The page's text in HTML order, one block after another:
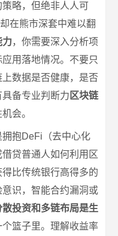
略，但绝非人人可
在熊市深套中难以翻
力，你需要深入分析项
用落地情况。不要只
数据是否健康，是否
备专业判断力 区块链
会。
抱DeFi（去中心化
贷普通人如何利用区
比传统银行高得多的
识，智能合约漏洞或
散投资和多链布局是生
篮子里。理解收益率